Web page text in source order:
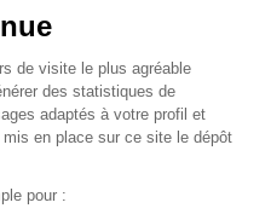
produits
site
SAFI
de visite le plus agréable
des statistiques de
adaptés à votre profil et
en place sur ce site le dépôt
pour :